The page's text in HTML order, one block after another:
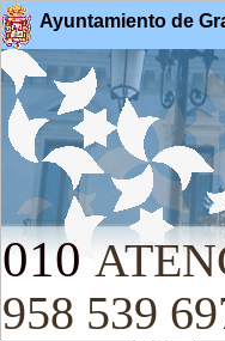
Ayuntamiento de
010
958 539